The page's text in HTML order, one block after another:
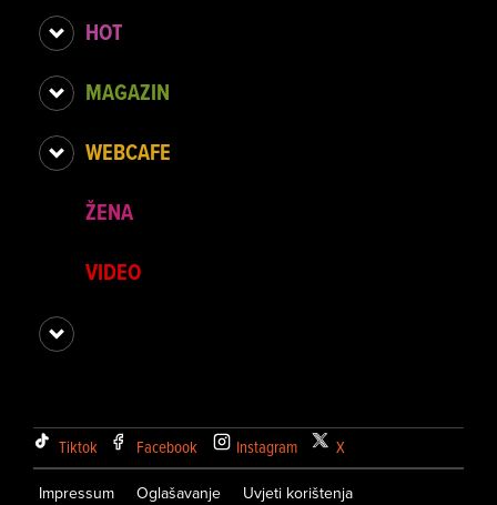
HOT
MAGAZIN
WEBCAFE
ŽENA
VIDEO
Tiktok Facebook Instagram X
Impressum Oglašavanje Uvjeti korištenja